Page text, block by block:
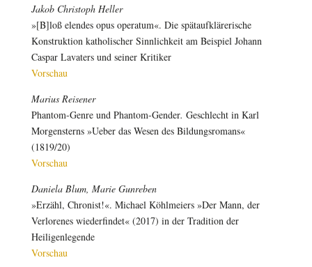
Jakob Christoph Heller
»[B]loß elendes opus operatum«. Die spätaufklärerische
Konstruktion katholischer Sinnlichkeit am Beispiel Johann
Caspar Lavaters und seiner Kritiker
Vorschau
Marius Reisener
Phantom-Genre und Phantom-Gender. Geschlecht in Karl
Morgensterns »Ueber das Wesen des Bildungsromans«
(1819/20)
Vorschau
Daniela Blum, Marie Gunreben
»Erzähl, Chronist!«. Michael Köhlmeiers »Der Mann, der
Verlorenes wiederfindet« (2017) in der Tradition der
Heiligenlegende
Vorschau